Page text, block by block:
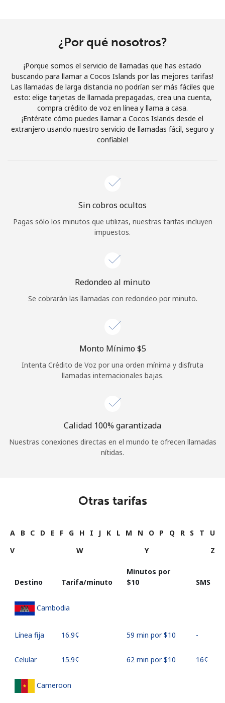
estosTérminos y condiciones.
Únete
Inicia sesión oREGÍSTRATE →
Continuar con
¿Por qué nosotros?
¡Porque somos el servicio de llamadas que has estado
buscando para llamar a Cocos Islands por las mejores tarifas!
Las llamadas de larga distancia no podrían ser más fáciles que
esto: elige tarjetas de llamada prepagadas, crea una cuenta,
compra crédito de voz en línea y llama a casa.
¡Entérate cómo puedes llamar a Cocos Islands desde el
extranjero usando nuestro servicio de llamadas fácil, seguro y
confiable!
Sin cobros ocultos
Pagas sólo los minutos que utilizas, nuestras tarifas incluyen
impuestos.
Redondeo al minuto
Se cobrarán las llamadas con redondeo por minuto.
Monto Mínimo ⁦$5⁩
Intenta Crédito de Voz por una orden mínima y disfruta
llamadas internacionales bajas.
Calidad 100% garantizada
Nuestras conexiones directas en el mundo te ofrecen llamadas
nítidas.
Otras tarifas
A B C D E F G H I J K L M N O P Q R S T
U
V
W Y Z
Destino Tarifa/minuto
Minutos por
⁦$10⁩
SMS
Cambodia
Línea fija ⁦16.9¢⁩ 59 min por ⁦$10⁩ -
Celular ⁦15.9¢⁩ 62 min por ⁦$10⁩ ⁦16¢⁩
Cameroon